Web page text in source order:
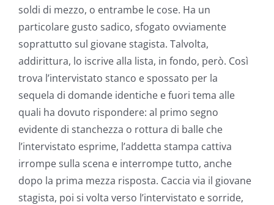
soldi di mezzo, o entrambe le cose. Ha un
particolare gusto sadico, sfogato ovviamente
soprattutto sul giovane stagista. Talvolta,
addirittura, lo iscrive alla lista, in fondo, però. Così
trova l’intervistato stanco e spossato per la
sequela di domande identiche e fuori tema alle
quali ha dovuto rispondere: al primo segno
evidente di stanchezza o rottura di balle che
l’intervistato esprime, l’addetta stampa cattiva
irrompe sulla scena e interrompe tutto, anche
dopo la prima mezza risposta. Caccia via il giovane
stagista, poi si volta verso l’intervistato e sorride,